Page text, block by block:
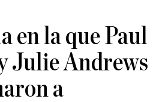
en la que Paul
Julie Andrews
a